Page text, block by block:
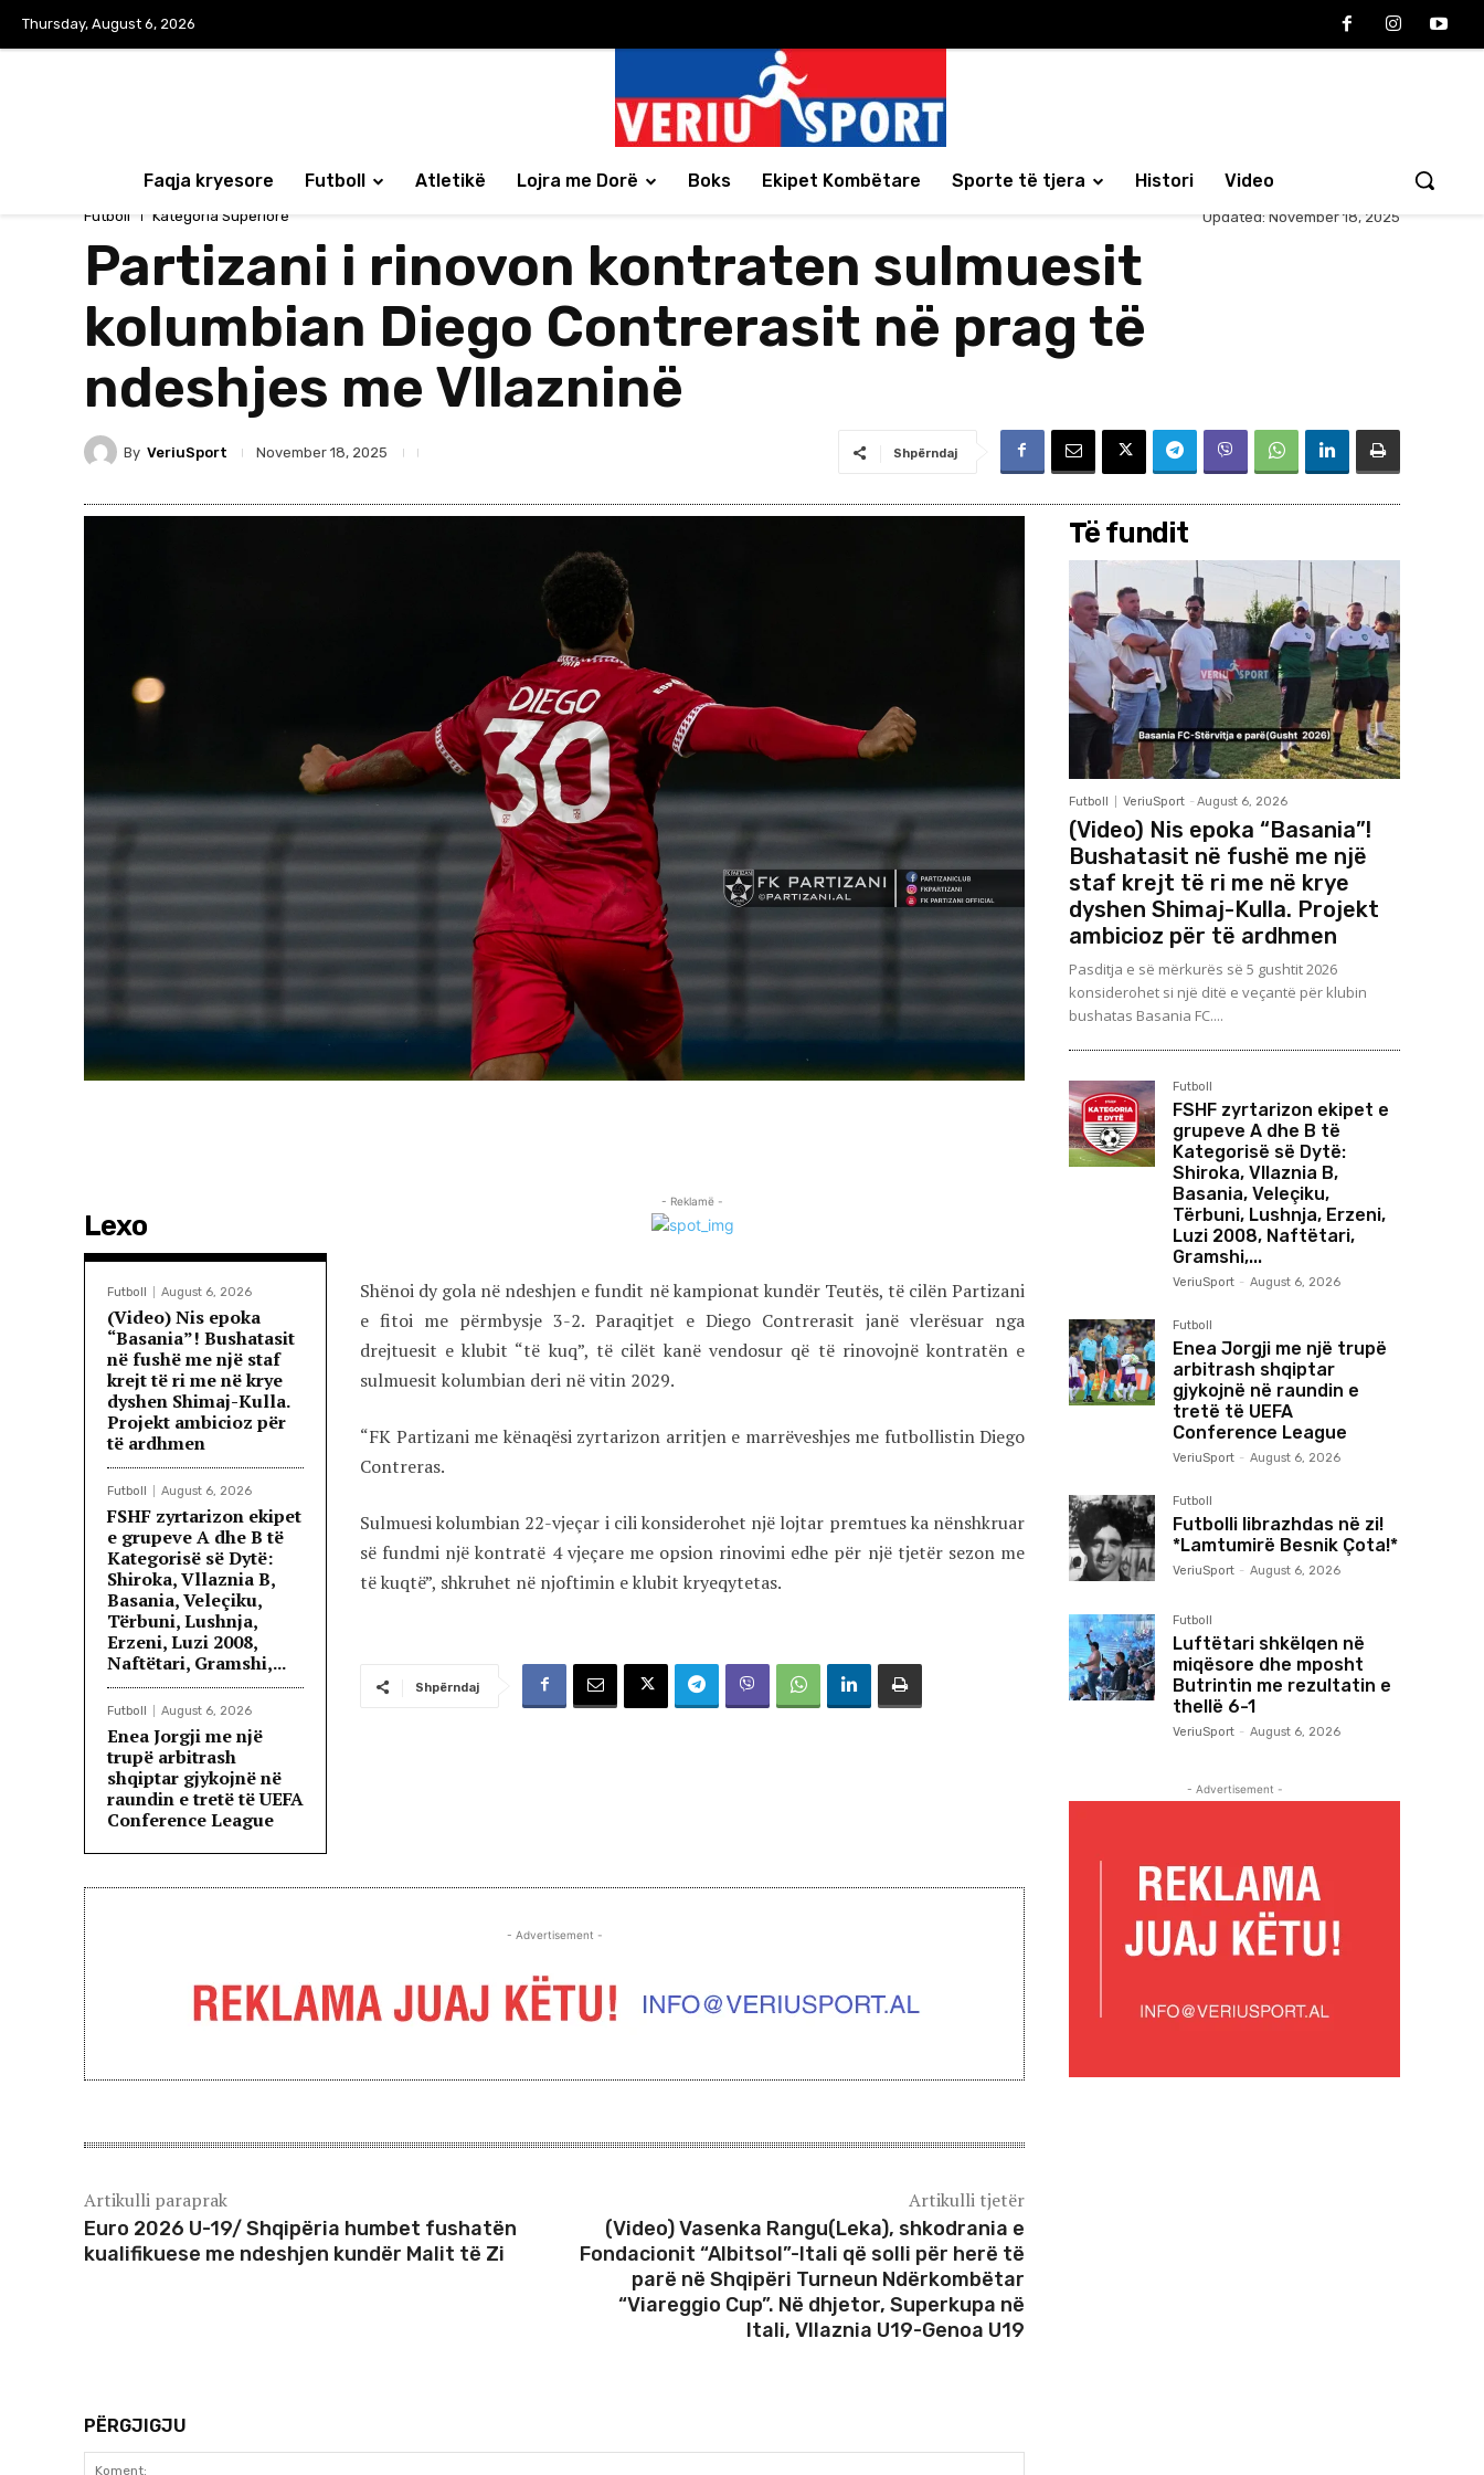
Thursday, August 6, 2026
Faqja kryesore Futboll Atletikë Lojra me Dorë Boks Ekipet Kombëtare Sporte të tjera Histori Video
Futboll Kategoria Superiore Updated: November 18, 2025
Partizani i rinovon kontraten sulmuesit
kolumbian Diego Contrerasit në prag të
ndeshjes me Vllazninë
By VeriuSport November 18, 2025 Shpërndaj
Lexo
Futboll August 6, 2026
(Video) Nis epoka
“Basania”! Bushatasit
në fushë me një staf
krejt të ri me në krye
dyshen Shimaj-Kulla.
Projekt ambicioz për
të ardhmen
Futboll August 6, 2026
FSHF zyrtarizon ekipet
e grupeve A dhe B të
Kategorisë së Dytë:
Shiroka, Vllaznia B,
Basania, Veleçiku,
Tërbuni, Lushnja,
Erzeni, Luzi 2008,
Naftëtari, Gramshi,...
Futboll August 6, 2026
Enea Jorgji me një
trupë arbitrash
shqiptar gjykojnë në
raundin e tretë të UEFA
Conference League
- Reklamë -
Shënoi dy gola në ndeshjen e fundit në kampionat kundër Teutës, të cilën Partizani
e fitoi me përmbysje 3-2. Paraqitjet e Diego Contrerasit janë vlerësuar nga
drejtuesit e klubit “të kuq”, të cilët kanë vendosur që të rinovojnë kontratën e
sulmuesit kolumbian deri në vitin 2029.
“FK Partizani me kënaqësi zyrtarizon arritjen e marrëveshjes me futbollistin Diego
Contreras.
Sulmuesi kolumbian 22-vjeçar i cili konsiderohet një lojtar premtues ka nënshkruar
së fundmi një kontratë 4 vjeçare me opsion rinovimi edhe për një tjetër sezon me
të kuqtë”, shkruhet në njoftimin e klubit kryeqytetas.
Shpërndaj
- Advertisement -
Artikulli paraprak
Euro 2026 U-19/ Shqipëria humbet fushatën
kualifikuese me ndeshjen kundër Malit të Zi
Artikulli tjetër
(Video) Vasenka Rangu(Leka), shkodrania e
Fondacionit “Albitsol”-Itali që solli për herë të
parë në Shqipëri Turneun Ndërkombëtar
“Viareggio Cup”. Në dhjetor, Superkupa në
Itali, Vllaznia U19-Genoa U19
PËRGJIGJU
Të fundit
Futboll VeriuSport - August 6, 2026
(Video) Nis epoka “Basania”!
Bushatasit në fushë me një
staf krejt të ri me në krye
dyshen Shimaj-Kulla. Projekt
ambicioz për të ardhmen
Pasditja e së mërkurës së 5 gushtit 2026
konsiderohet si një ditë e veçantë për klubin
bushatas Basania FC....
Futboll
FSHF zyrtarizon ekipet e
grupeve A dhe B të
Kategorisë së Dytë:
Shiroka, Vllaznia B,
Basania, Veleçiku,
Tërbuni, Lushnja, Erzeni,
Luzi 2008, Naftëtari,
Gramshi,...
VeriuSport - August 6, 2026
Futboll
Enea Jorgji me një trupë
arbitrash shqiptar
gjykojnë në raundin e
tretë të UEFA
Conference League
VeriuSport - August 6, 2026
Futboll
Futbolli librazhdas në zi!
*Lamtumirë Besnik Çota!*
VeriuSport - August 6, 2026
Futboll
Luftëtari shkëlqen në
miqësore dhe mposht
Butrintin me rezultatin e
thellë 6-1
VeriuSport - August 6, 2026
- Advertisement -